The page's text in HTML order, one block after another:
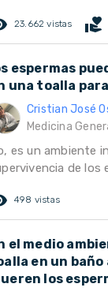
23.662 vistas volunteer_activism
espermas
una toalla
Cristian José
Medicina
es un ambiente
de los
498 vistas
el medio
en un
los